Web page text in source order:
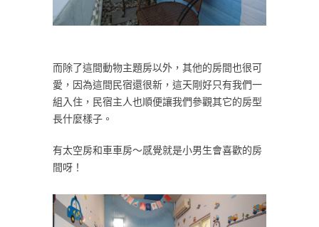
而除了這間動物主題房以外，其他的房間也很可
愛，因為這間民宿還很新，這天剛好只有我們一
組入住，民宿主人也順便讓我們參觀其它的房型
長什麼樣子。
有太空房和車車房～感覺就是小男生會喜歡的房
間呀！